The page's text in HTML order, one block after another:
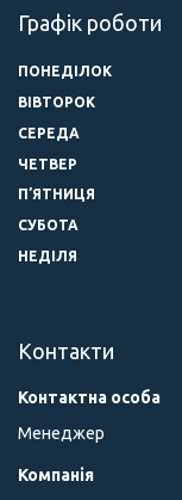
Графік роботи
ПОНЕДІЛОК
ВІВТОРОК
СЕРЕДА
ЧЕТВЕР
ПʼЯТНИЦЯ
СУБОТА
НЕДІЛЯ
Контакти
Менеджер